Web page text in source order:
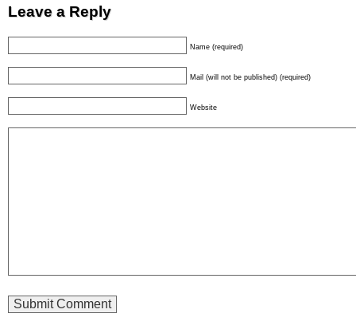
Leave a Reply
Name (required)
Mail (will not be published) (required)
Website